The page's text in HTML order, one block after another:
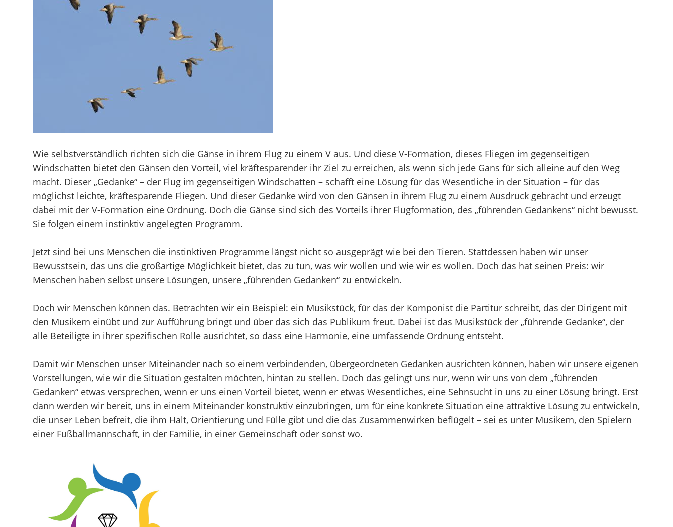
Wie selbstverständlich richten sich die Gänse in ihrem Flug zu einem V aus. Und diese V-Formation, dieses Fliegen im gegenseitigen
Windschatten bietet den Gänsen den Vorteil, viel kräftesparender ihr Ziel zu erreichen, als wenn sich jede Gans für sich alleine auf den Weg
macht. Dieser „Gedanke“ – der Flug im gegenseitigen Windschatten – schafft eine Lösung für das Wesentliche in der Situation – für das
möglichst leichte, kräftesparende Fliegen. Und dieser Gedanke wird von den Gänsen in ihrem Flug zu einem Ausdruck gebracht und erzeugt
dabei mit der V-Formation eine Ordnung. Doch die Gänse sind sich des Vorteils ihrer Flugformation, des „führenden Gedankens“ nicht bewusst.
Sie folgen einem instinktiv angelegten Programm.
Jetzt sind bei uns Menschen die instinktiven Programme längst nicht so ausgeprägt wie bei den Tieren. Stattdessen haben wir unser
Bewusstsein, das uns die großartige Möglichkeit bietet, das zu tun, was wir wollen und wie wir es wollen. Doch das hat seinen Preis: wir
Menschen haben selbst unsere Lösungen, unsere „führenden Gedanken“ zu entwickeln.
Doch wir Menschen können das. Betrachten wir ein Beispiel: ein Musikstück, für das der Komponist die Partitur schreibt, das der Dirigent mit
den Musikern einübt und zur Aufführung bringt und über das sich das Publikum freut. Dabei ist das Musikstück der „führende Gedanke“, der
alle Beteiligte in ihrer spezifischen Rolle ausrichtet, so dass eine Harmonie, eine umfassende Ordnung entsteht.
Damit wir Menschen unser Miteinander nach so einem verbindenden, übergeordneten Gedanken ausrichten können, haben wir unsere eigenen
Vorstellungen, wie wir die Situation gestalten möchten, hintan zu stellen. Doch das gelingt uns nur, wenn wir uns von dem „führenden
Gedanken“ etwas versprechen, wenn er uns einen Vorteil bietet, wenn er etwas Wesentliches, eine Sehnsucht in uns zu einer Lösung bringt. Erst
dann werden wir bereit, uns in einem Miteinander konstruktiv einzubringen, um für eine konkrete Situation eine attraktive Lösung zu entwickeln,
die unser Leben befreit, die ihm Halt, Orientierung und Fülle gibt und die das Zusammenwirken beflügelt – sei es unter Musikern, den Spielern
einer Fußballmannschaft, in der Familie, in einer Gemeinschaft oder sonst wo.